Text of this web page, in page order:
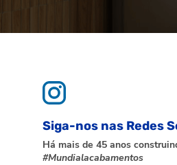
Siga-nos nas Redes
Há mais de 45 anos
#Mundialacabamentos